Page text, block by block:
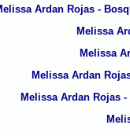
Ardan Rojas -
Melissa
Melissa
Melissa Ardan
Melissa Ardan Rojas